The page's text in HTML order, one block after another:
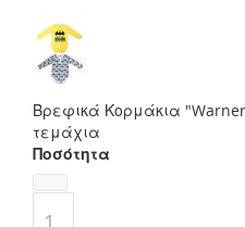
Βρεφικά Κορμάκια
τεμάχια
Ποσότητα